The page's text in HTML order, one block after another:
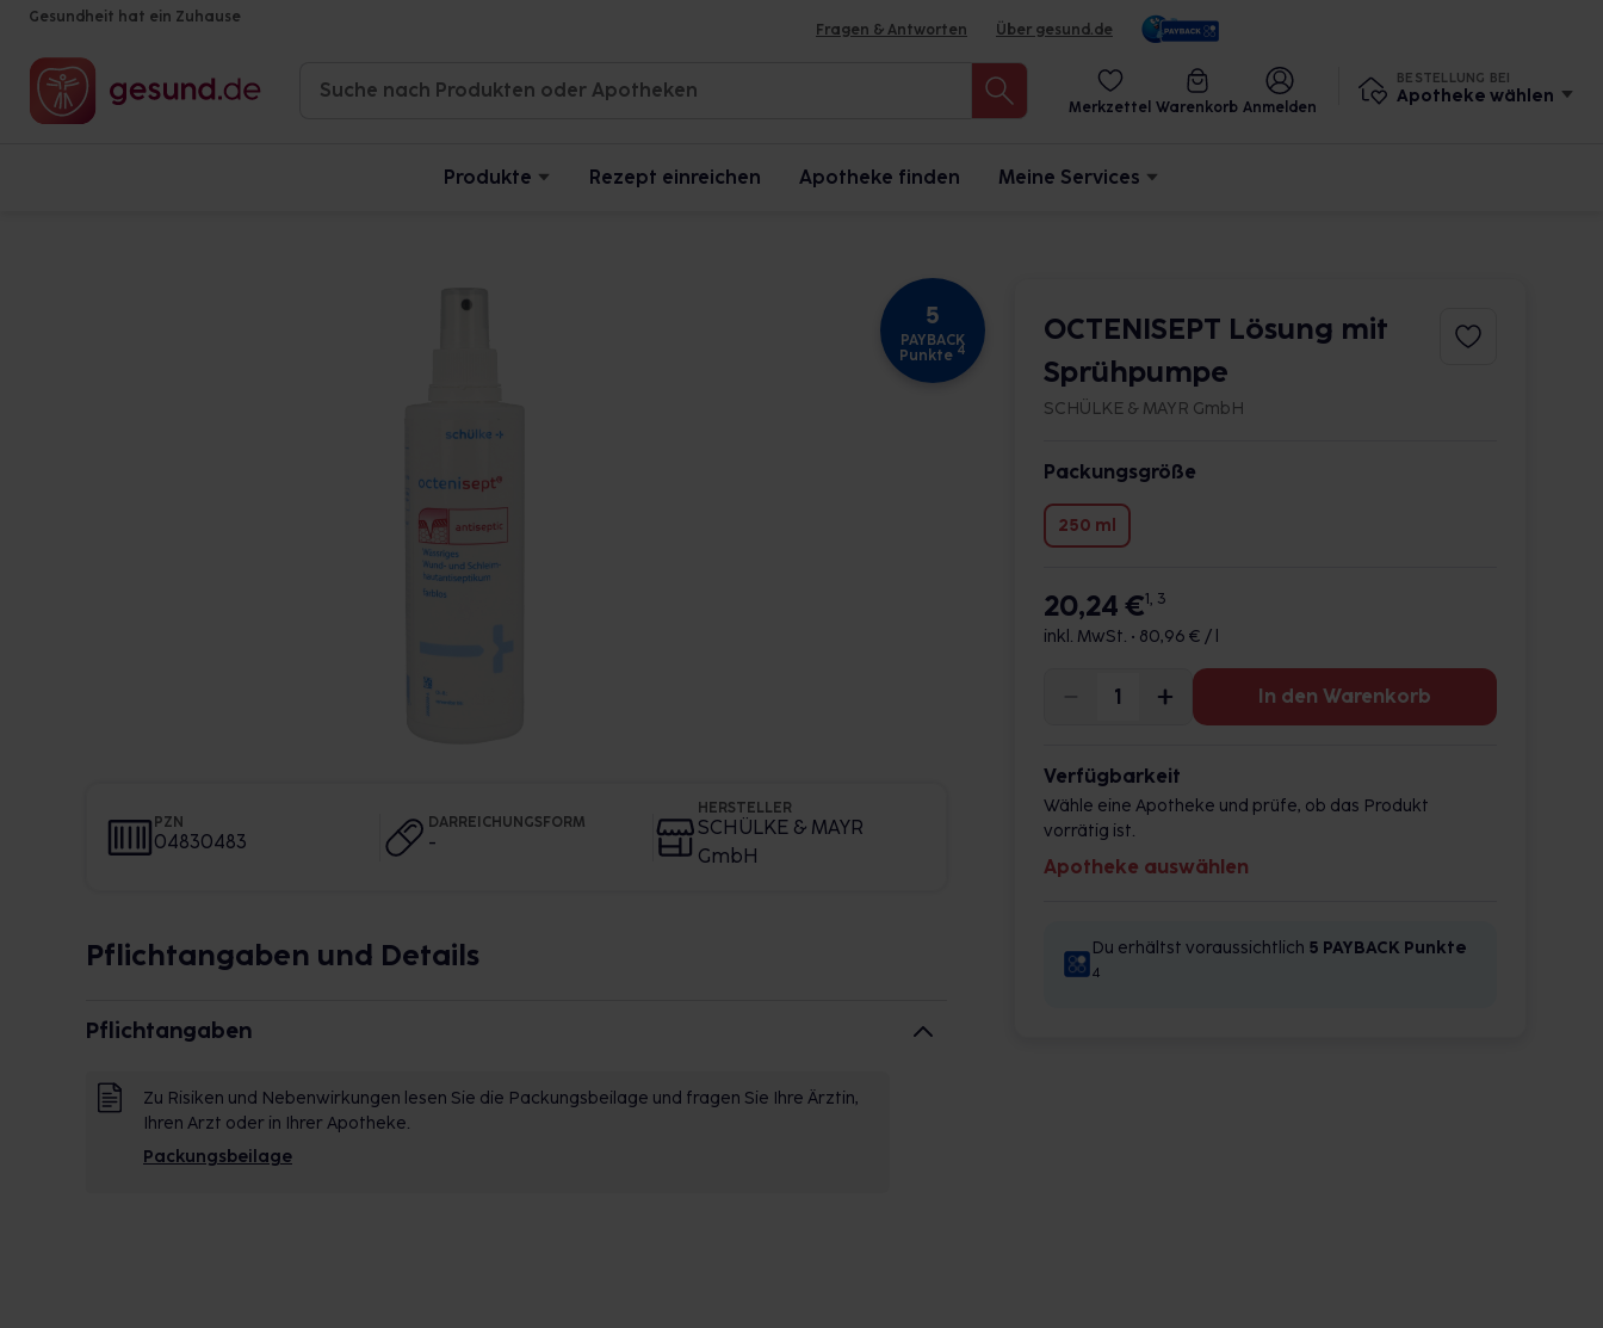
Gesundheit hat ein Zuhause
Fragen & Antworten Über gesund.de
Merkzettel Warenkorb Anmelden
BESTELLUNG BEI
Apotheke wählen
Produkte Rezept einreichen Apotheke finden Meine Services
5
PAYBACK
Punkte 4
PZN
04830483
DARREICHUNGSFORM
-
HERSTELLER
SCHÜLKE & MAYR
GmbH
Pflichtangaben und Details
Pflichtangaben
Zu Risiken und Nebenwirkungen lesen Sie die Packungsbeilage und fragen Sie Ihre Ärztin,
Ihren Arzt oder in Ihrer Apotheke.
Packungsbeilage
OCTENISEPT Lösung mit
Sprühpumpe
SCHÜLKE & MAYR GmbH
Packungsgröße
250 ml
20,24 €1, 3
inkl. MwSt. • 80,96 € / l
In den Warenkorb
Verfügbarkeit
Wähle eine Apotheke und prüfe, ob das Produkt
vorrätig ist.
Apotheke auswählen
Du erhältst voraussichtlich 5 PAYBACK Punkte
4